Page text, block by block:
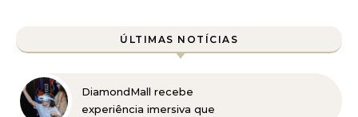
ÚLTIMAS NOTÍCIAS
DiamondMall recebe
experiência imersiva que